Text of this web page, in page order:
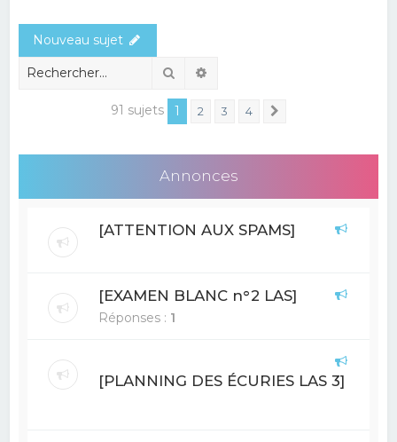
Nouveau sujet
Rechercher
91 sujets 1 2 3 4
Annonces
[ATTENTION AUX SPAMS]
[EXAMEN BLANC n°2 LAS]
Réponses : 1
[PLANNING DES ÉCURIES LAS 3]